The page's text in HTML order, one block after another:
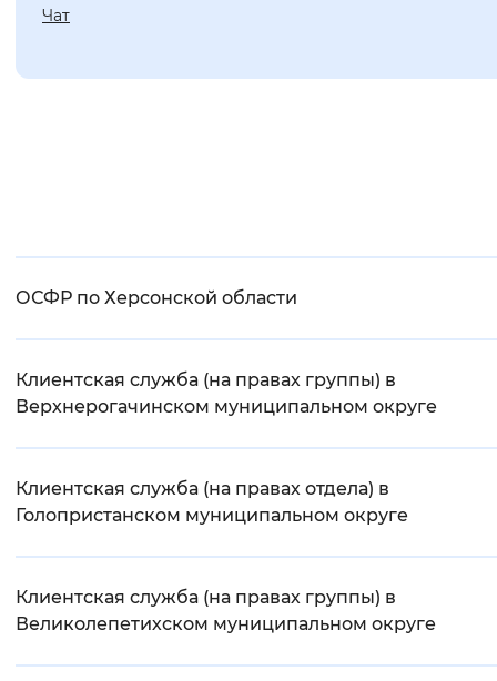
Чат
ОСФР по Херсонской области
Клиентская служба (на правах группы) в
Верхнерогачинском муниципальном округе
Клиентская служба (на правах отдела) в
Голопристанском муниципальном округе
Клиентская служба (на правах группы) в
Великолепетихском муниципальном округе